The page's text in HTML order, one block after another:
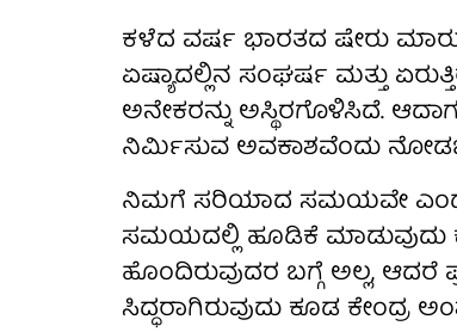
ಕಳೆದ ವರ್ಷ ಭಾರತದ ಷೇರು
ಏಷ್ಯಾದಲ್ಲಿನ ಸಂಘರ್ಷ ಮತ್ತು
ಅನೇಕರನ್ನು ಅಸ್ಥಿರಗೊಳಿಸಿದೆ.
ನಿರ್ಮಿಸುವ ಅವಕಾಶವೆಂದು
ನಿಮಗೆ ಸರಿಯಾದ ಸಮಯವೇ
ಸಮಯದಲ್ಲಿ ಹೂಡಿಕೆ ಮಾಡುವುದು
ಹೊಂದಿರುವುದರ ಬಗ್ಗೆ ಅಲ್ಲ,
ಸಿದ್ಧರಾಗಿರುವುದು ಕೂಡ ಕೇಂದ್ರ